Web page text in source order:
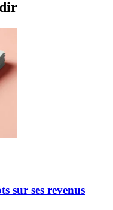
sur ses revenus